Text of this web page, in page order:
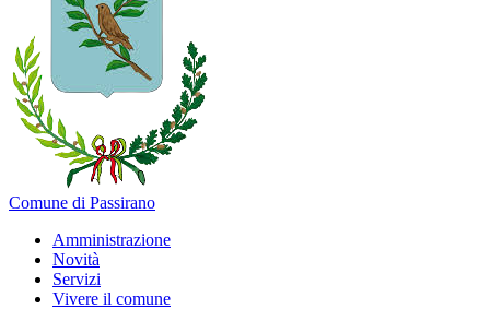
Comune di Passirano
Amministrazione
Novità
Servizi
Vivere il comune